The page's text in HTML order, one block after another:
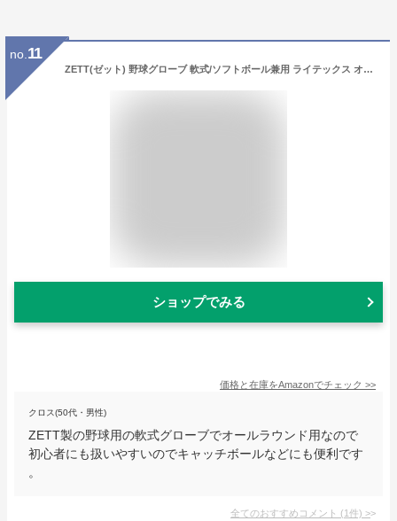
no. 11
ZETT(ゼット) 野球グローブ 軟式/ソフトボール兼用 ライテックス オールラウンド用 ブラック(1900) 右投げ用 BSGB3920 グラブ
ショップでみる
価格と在庫をAmazonでチェック >>
クロス(50代・男性)
ZETT製の野球用の軟式グローブでオールラウンド用なので
初心者にも扱いやすいのでキャッチボールなどにも便利です
。
全てのおすすめコメント (1件) >